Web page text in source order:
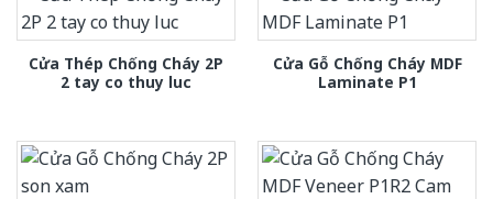
Cửa Thép Chống Cháy 2P
2 tay co thuy luc
Cửa Gỗ Chống Cháy MDF
Laminate P1